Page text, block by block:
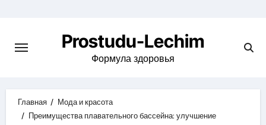
содержимому
Prostudu-Lechim
Формула здоровья
Главная
Мода и красота
Преимущества плавательного бассейна: улучшение